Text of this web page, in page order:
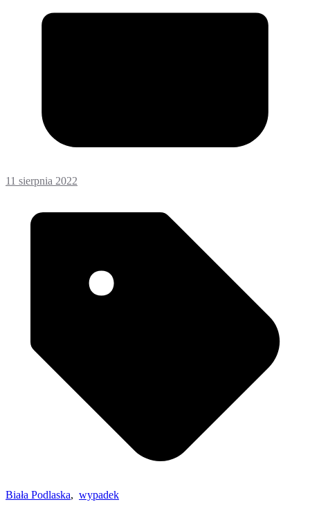
11 sierpnia 2022
Biała Podlaska, wypadek